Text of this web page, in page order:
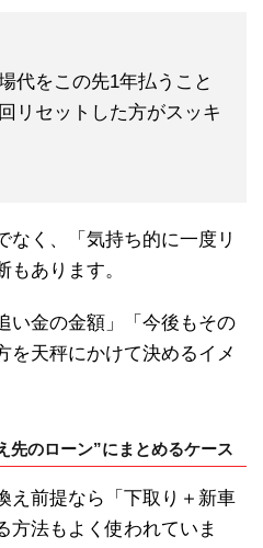
代をこの先1年払うこと
リセットした方がスッキ
なく、「気持ち的に一度リ
あります。
い金の金額」「今後もその
を天秤にかけて決めるイメ
のローン”にまとめるケース
え前提なら「下取り＋新車
方法もよく使われていま